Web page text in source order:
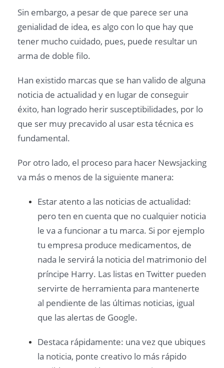
Sin embargo, a pesar de que parece ser una
genialidad de idea, es algo con lo que hay que
tener mucho cuidado, pues, puede resultar un
arma de doble filo.
Han existido marcas que se han valido de alguna
noticia de actualidad y en lugar de conseguir
éxito, han logrado herir susceptibilidades, por lo
que ser muy precavido al usar esta técnica es
fundamental.
Por otro lado, el proceso para hacer Newsjacking
va más o menos de la siguiente manera:
Estar atento a las noticias de actualidad:
pero ten en cuenta que no cualquier noticia
le va a funcionar a tu marca. Si por ejemplo
tu empresa produce medicamentos, de
nada le servirá la noticia del matrimonio del
príncipe Harry. Las listas en Twitter pueden
servirte de herramienta para mantenerte
al pendiente de las últimas noticias, igual
que las alertas de Google.
Destaca rápidamente: una vez que ubiques
la noticia, ponte creativo lo más rápido